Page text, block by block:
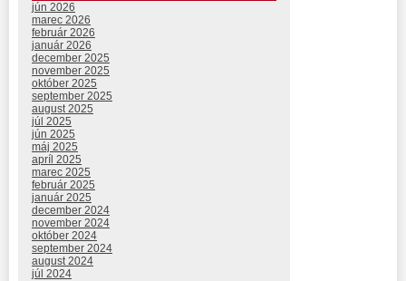
jún 2026
marec 2026
február 2026
január 2026
december 2025
november 2025
október 2025
september 2025
august 2025
júl 2025
jún 2025
máj 2025
apríl 2025
marec 2025
február 2025
január 2025
december 2024
november 2024
október 2024
september 2024
august 2024
júl 2024